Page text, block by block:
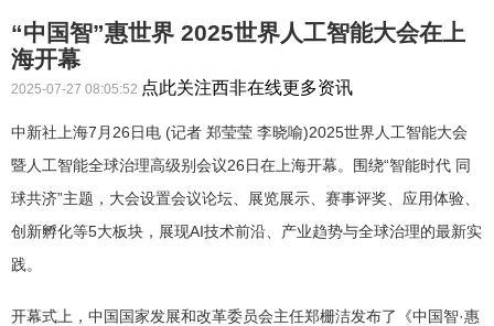
“中国智”惠世界 2025世界人工智能大会在上
海开幕
2025-07-27 08:05:52 点此关注西非在线更多资讯
中新社上海7月26日电 (记者 郑莹莹 李晓喻)2025世界人工智能大会
暨人工智能全球治理高级别会议26日在上海开幕。围绕“智能时代 同
球共济”主题，大会设置会议论坛、展览展示、赛事评奖、应用体验、
创新孵化等5大板块，展现AI技术前沿、产业趋势与全球治理的最新实
践。
开幕式上，中国国家发展和改革委员会主任郑栅洁发布了《中国智·惠